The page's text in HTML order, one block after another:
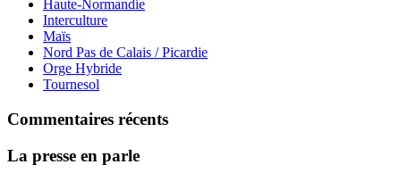
Haute-Normandie
Interculture
Maïs
Nord Pas de Calais / Picardie
Orge Hybride
Tournesol
Commentaires récents
La presse en parle